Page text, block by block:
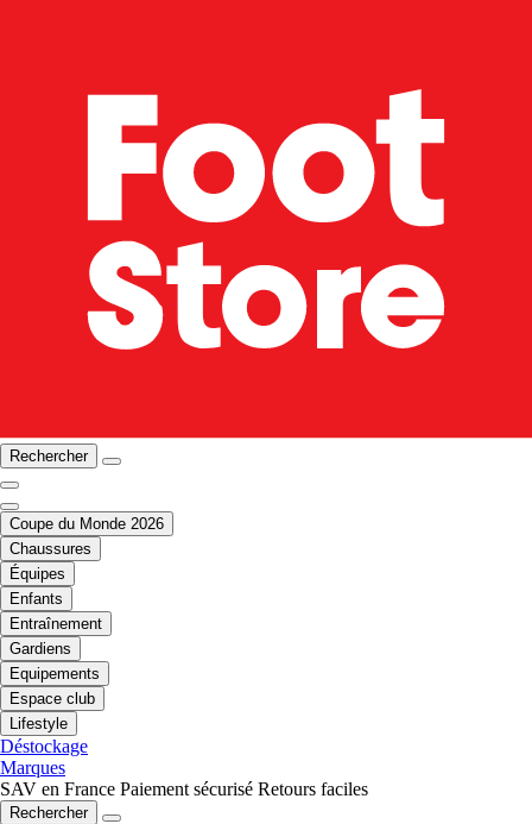
Rechercher
Coupe du Monde 2026
Chaussures
Équipes
Enfants
Entraînement
Gardiens
Equipements
Espace club
Lifestyle
Déstockage
Marques
SAV en France Paiement sécurisé Retours faciles
Rechercher